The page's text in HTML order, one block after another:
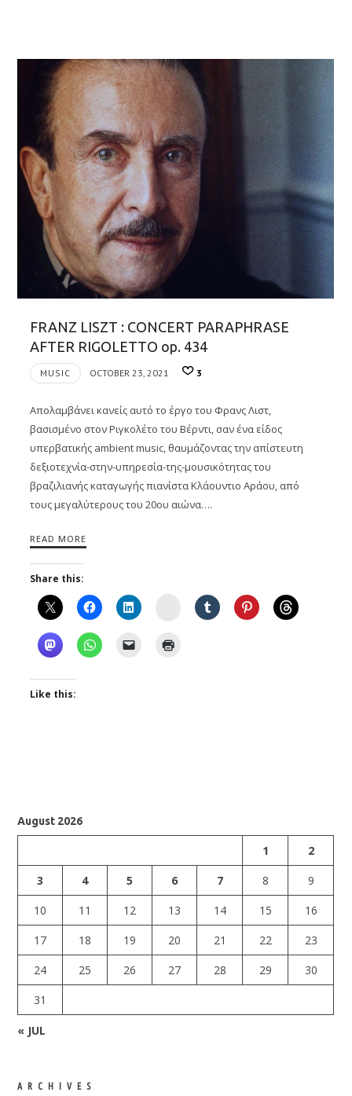
FRANZ LISZT : CONCERT PARAPHRASE
AFTER RIGOLETTO op. 434
MUSIC OCTOBER 23, 2021 3
Απολαμβάνει κανείς αυτό τo έργο του Φρανς Λιστ,
βασισμένο στον Ριγκολέτο του Βέρντι, σαν ένα είδος
υπερβατικής ambient music, θαυμάζοντας την απίστευτη
δεξιοτεχνία-στην-υπηρεσία-της-μουσικότητας του
βραζιλιανής καταγωγής πιανίστα Κλάουντιο Αράου, από
τους μεγαλύτερους του 20ου αιώνα….
READ MORE
Share this:
Instagram
Like this:
August 2026
1
2
3
4 5 6 7 8
9
10
11 12 13 14 15
16
17
18 19 20 21 22
23
24
25 26 27 28 29
30
31
« JUL
ARCHIVES